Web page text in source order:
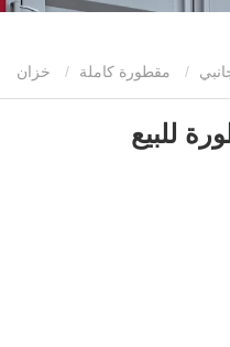
مقطورة كاملة خزان
للبيع